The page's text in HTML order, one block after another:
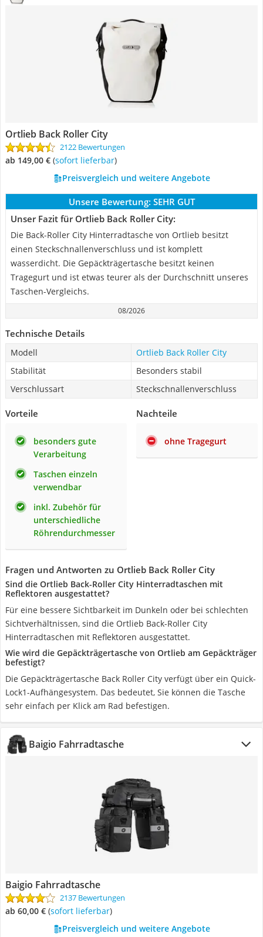
Ortlieb Back Roller City
2122 Bewertungen
ab 149,00 € ( Sofort lieferbar)
Preisvergleich und weitere Angebote
Unsere Bewertung: SEHR GUT
Unser Fazit für Ortlieb Back Roller City:
Die Back-Roller City Hinterradtasche von Ortlieb besitzt
einen Steckschnallenverschluss und ist komplett
wasserdicht. Die Gepäckträgertasche besitzt keinen
Tragegurt und ist etwas teurer als der Durchschnitt unseres
Taschen-Vergleichs.
08/2026
Technische Details
Modell
Ortlieb Back Roller City
Stabilität
Besonders stabil
Verschlussart
Steckschnallenverschluss
Vorteile
besonders gute
Verarbeitung
Taschen einzeln
verwendbar
inkl. Zubehör für
unterschiedliche
Röhrendurchmesser
Nachteile
ohne Tragegurt
Fragen und Antworten zu Ortlieb Back Roller City
Sind die Ortlieb Back-Roller City Hinterradtaschen mit
Reflektoren ausgestattet?
Für eine bessere Sichtbarkeit im Dunkeln oder bei schlechten
Sichtverhältnissen, sind die Ortlieb Back-Roller City
Hinterradtaschen mit Reflektoren ausgestattet.
Wie wird die Gepäckträgertasche von Ortlieb am Gepäckträger
befestigt?
Die Gepäckträgertasche Back Roller City verfügt über ein Quick-
Lock1-Aufhängesystem. Das bedeutet, Sie können die Tasche
sehr einfach per Klick am Rad befestigen.
Baigio Fahrradtasche
Baigio Fahrradtasche
2137 Bewertungen
ab 60,00 € ( Sofort lieferbar)
Preisvergleich und weitere Angebote